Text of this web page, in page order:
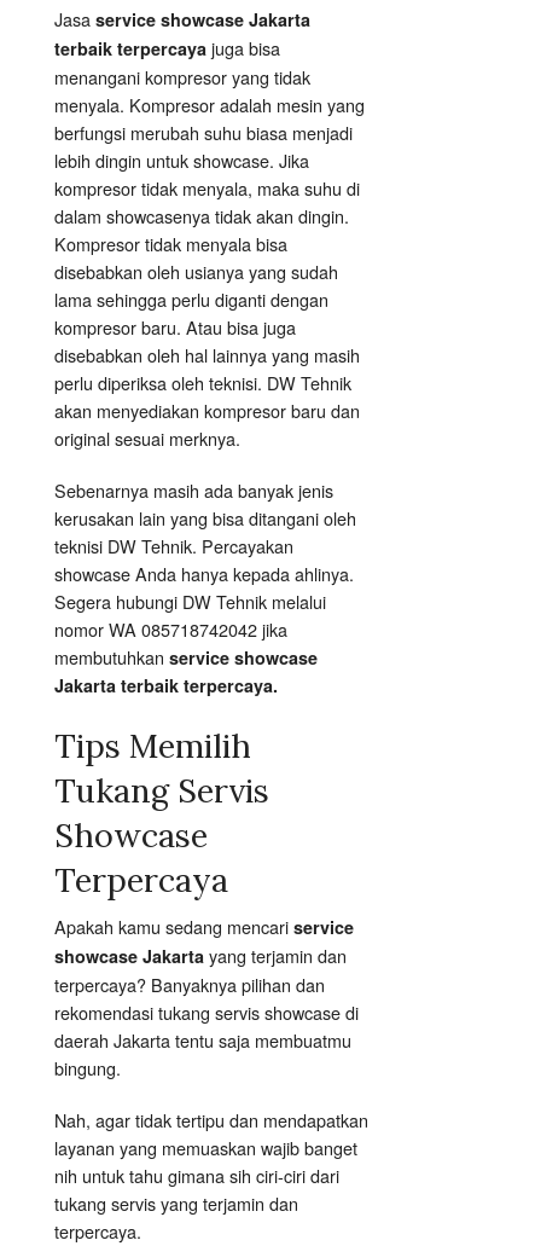
Jasa service showcase Jakarta
terbaik terpercaya juga bisa
menangani kompresor yang tidak
menyala. Kompresor adalah mesin yang
berfungsi merubah suhu biasa menjadi
lebih dingin untuk showcase. Jika
kompresor tidak menyala, maka suhu di
dalam showcasenya tidak akan dingin.
Kompresor tidak menyala bisa
disebabkan oleh usianya yang sudah
lama sehingga perlu diganti dengan
kompresor baru. Atau bisa juga
disebabkan oleh hal lainnya yang masih
perlu diperiksa oleh teknisi. DW Tehnik
akan menyediakan kompresor baru dan
original sesuai merknya.
Sebenarnya masih ada banyak jenis
kerusakan lain yang bisa ditangani oleh
teknisi DW Tehnik. Percayakan
showcase Anda hanya kepada ahlinya.
Segera hubungi DW Tehnik melalui
nomor WA 085718742042 jika
membutuhkan service showcase
Jakarta terbaik terpercaya.
Tips Memilih
Tukang Servis
Showcase
Terpercaya
Apakah kamu sedang mencari service
showcase Jakarta yang terjamin dan
terpercaya? Banyaknya pilihan dan
rekomendasi tukang servis showcase di
daerah Jakarta tentu saja membuatmu
bingung.
Nah, agar tidak tertipu dan mendapatkan
layanan yang memuaskan wajib banget
nih untuk tahu gimana sih ciri-ciri dari
tukang servis yang terjamin dan
terpercaya.